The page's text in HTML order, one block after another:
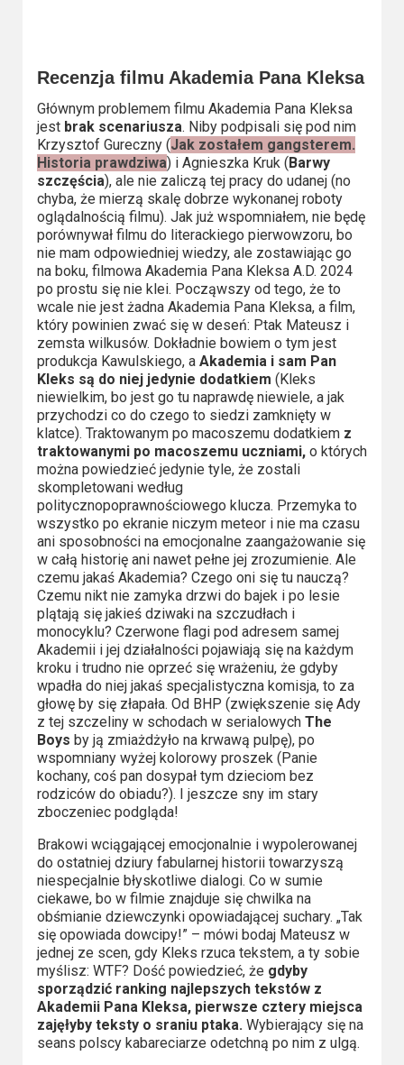
Recenzja filmu Akademia Pana Kleksa
Głównym problemem filmu Akademia Pana Kleksa
jestbrak scenariusza. Niby podpisali się pod nim
Krzysztof Gureczny (Jak zostałem gangsterem.
Historia prawdziwa) i Agnieszka Kruk (Barwy
szczęścia), ale nie zaliczą tej pracy do udanej (no
chyba, że mierzą skalę dobrze wykonanej roboty
oglądalnością filmu). Jak już wspomniałem, nie będę
porównywał filmu do literackiego pierwowzoru, bo
nie mam odpowiedniej wiedzy, ale zostawiając go
na boku, filmowa Akademia Pana Kleksa A.D. 2024
po prostu się nie klei. Począwszy od tego, że to
wcale nie jest żadna Akademia Pana Kleksa, a film,
który powinien zwać się w deseń: Ptak Mateusz i
zemsta wilkusów. Dokładnie bowiem o tym jest
produkcja Kawulskiego, a Akademia i sam Pan
Kleks są do niej jedynie dodatkiem (Kleks
niewielkim, bo jest go tu naprawdę niewiele, a jak
przychodzi co do czego to siedzi zamknięty w
klatce). Traktowanym po macoszemu dodatkiem z
traktowanymi po macoszemu uczniami,o których
można powiedzieć jedynie tyle, że zostali
skompletowani według
politycznopoprawnościowego klucza. Przemyka to
wszystko po ekranie niczym meteor i nie ma czasu
ani sposobności na emocjonalne zaangażowanie się
w całą historię ani nawet pełne jej zrozumienie. Ale
czemu jakaś Akademia? Czego oni się tu nauczą?
Czemu nikt nie zamyka drzwi do bajek i po lesie
plątają się jakieś dziwaki na szczudłach i
monocyklu? Czerwone flagi pod adresem samej
Akademii i jej działalności pojawiają się na każdym
kroku i trudno nie oprzeć się wrażeniu, że gdyby
wpadła do niej jakaś specjalistyczna komisja, to za
głowę by się złapała. Od BHP (zwiększenie się Ady
z tej szczeliny w schodach w serialowych The
Boys by ją zmiażdżyło na krwawą pulpę), po
wspomniany wyżej kolorowy proszek (Panie
kochany, coś pan dosypał tym dzieciom bez
rodziców do obiadu?). I jeszcze sny im stary
zboczeniec podgląda!
Brakowi wciągającej emocjonalnie i wypolerowanej
do ostatniej dziury fabularnej historii towarzyszą
niespecjalnie błyskotliwe dialogi. Co w sumie
ciekawe, bo w filmie znajduje się chwilka na
obśmianie dziewczynki opowiadającej suchary. „Tak
się opowiada dowcipy!” – mówi bodaj Mateusz w
jednej ze scen, gdy Kleks rzuca tekstem, a ty sobie
myślisz: WTF? Dość powiedzieć, że gdyby
sporządzić ranking najlepszych tekstów z
Akademii Pana Kleksa, pierwsze cztery miejsca
zajęłyby teksty o sraniu ptaka. Wybierający się na
seans polscy kabareciarze odetchną po nim z ulgą.